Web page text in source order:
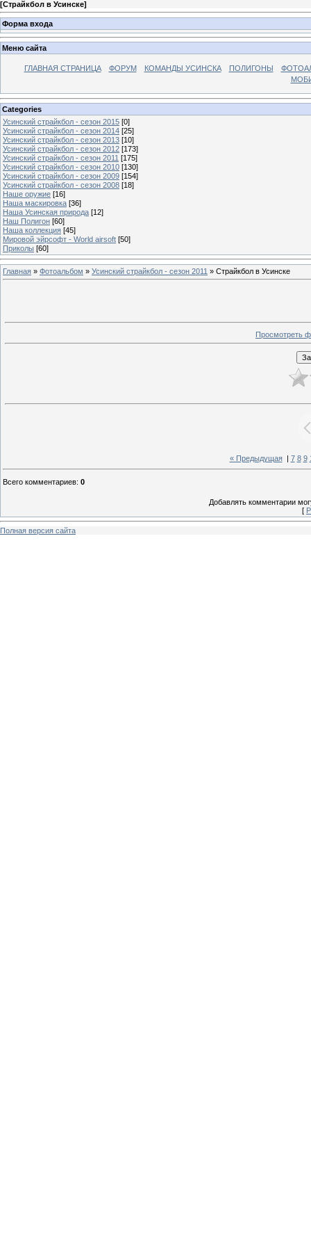
[Страйкбол в Усинске]
Форма входа
Меню сайта
ГЛАВНАЯ СТРАНИЦА ФОРУМ КОМАНДЫ УСИНСКА ПОЛИГОНЫ
Categories
Усинский страйкбол - сезон 2015 [0]
Усинский страйкбол - сезон 2014 [25]
Усинский страйкбол - сезон 2013 [10]
Усинский страйкбол - сезон 2012 [173]
Усинский страйкбол - сезон 2011 [175]
Усинский страйкбол - сезон 2010 [130]
Усинский страйкбол - сезон 2009 [154]
Усинский страйкбол - сезон 2008 [18]
Наше оружие [16]
Наша маскировка [36]
Наша Усинская природа [12]
Наш Полигон [60]
Наша коллекция [45]
Мировой эйрсофт - World airsoft [50]
Приколы [60]
Главная » Фотоальбом » Усинский страйкбол - сезон 2011 » Страйкбол в Усинске
Просмотреть
« Предыдущая| 7 8 9
Всего комментариев: 0
Добавлять комментарии
[
Полная версия сайта